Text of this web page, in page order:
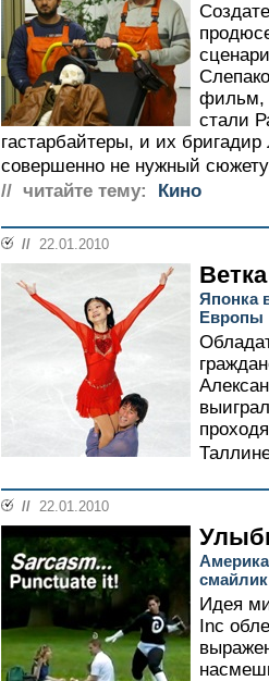
фильм,
стали
гастарбайтеры, и их
совершенно не нужный
// читайте тему:
Кино
// 22.01.2010
Японка
Европы
// 22.01.2010
Идея
Inc